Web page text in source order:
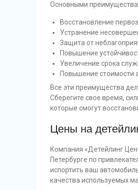
Основными
Восстановление
Устранение
Защита от
Повышение
Увеличение срока
Повышение стоимости
Все эти преимущества
Сберегите свое время,
которые смогут
Цены на
Компания «Детейлинг
Петербурге по
испортить ваш
качества используемых